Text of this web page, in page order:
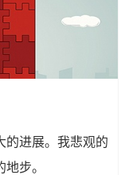
的进展。我悲观的
步。